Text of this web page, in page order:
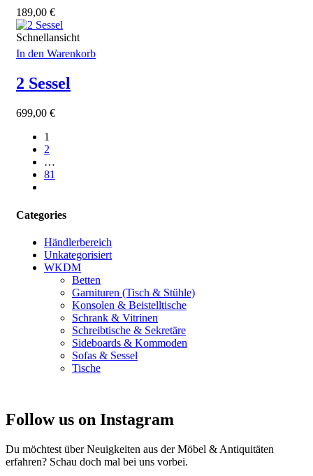
189,00 €
Schnellansicht
In den Warenkorb
2 Sessel
699,00 €
1
2
…
81
Categories
Händlerbereich
Unkategorisiert
WKDM
Betten
Garnituren (Tisch & Stühle)
Konsolen & Beistelltische
Schrank & Vitrinen
Schreibtische & Sekretäre
Sideboards & Kommoden
Sofas & Sessel
Tische
Follow us on Instagram
Du möchtest über Neuigkeiten aus der Möbel & Antiquitäten
erfahren? Schau doch mal bei uns vorbei.